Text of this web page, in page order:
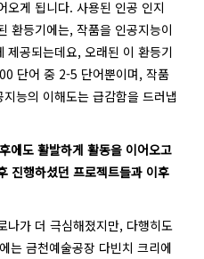
오게 됩니다. 사용된 인공 인지
환등기에는, 작품을 인공지능이
제공되는데요, 오래된 이 환등기
단어 중 2-5 단어뿐이며, 작품
능의 이해도는 급감함을 드러냅
에도 활발하게 활동을 이어오고
진행하셨던 프로젝트들과 이후
나가 더 극심해졌지만, 다행히도
는 금천예술공장 다빈치 크리에